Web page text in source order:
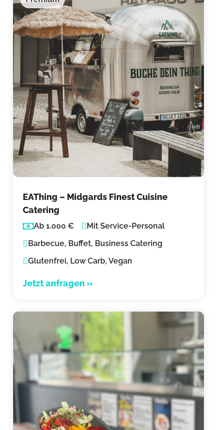
EAThing – Midgards Finest Cuisine
Catering
Ab 1.000 €
Mit Service-Personal
Barbecue, Buffet, Business Catering
Glutenfrei, Low Carb, Vegan
Jetzt anfragen »